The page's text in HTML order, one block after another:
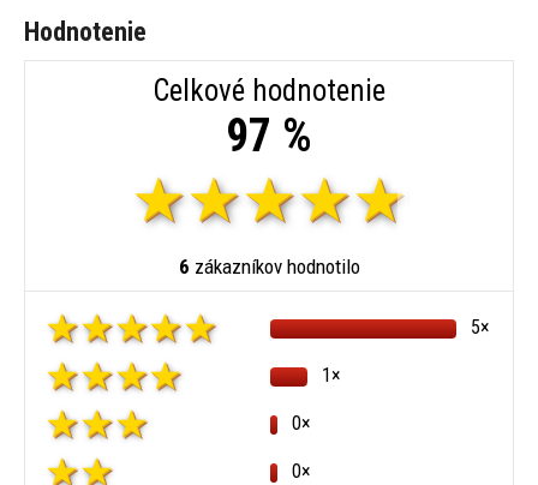
Hodnotenie
Celkové hodnotenie
97 %
6 zákazníkov hodnotilo
5×
1×
0×
0×